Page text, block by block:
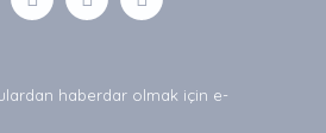
Yorum Yaz
eksik bilgiler bulunuyor.
bulunuyor.
haberdar olmak için e-